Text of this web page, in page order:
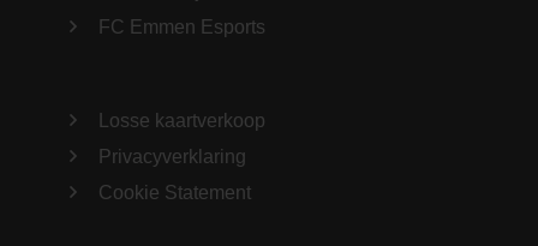
FC Emmen Esports
Losse kaartverkoop
Privacyverklaring
Cookie Statement